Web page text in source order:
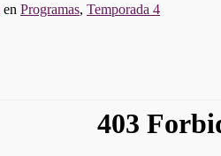
en Programas, Temporada 4